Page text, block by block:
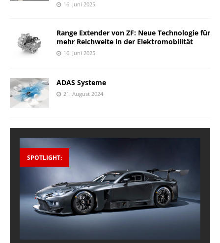
16. Juni 2025
Range Extender von ZF: Neue Technologie für
mehr Reichweite in der Elektromobilität
16. Juni 2025
ADAS Systeme
21. August 2024
SPOTLIGHT: